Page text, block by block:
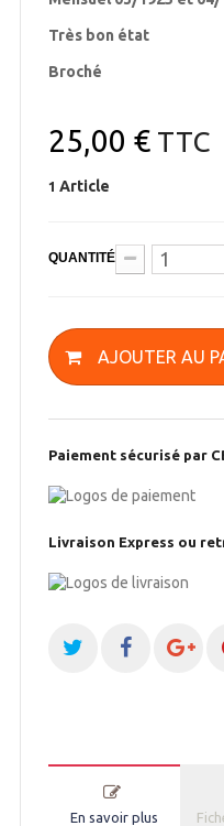
Très bon état
Broché
25,00 €TTC
1 Article
QUANTITÉ
AJOUTER AU
Paiement sécurisé par
Livraison Express ou
En savoir plus